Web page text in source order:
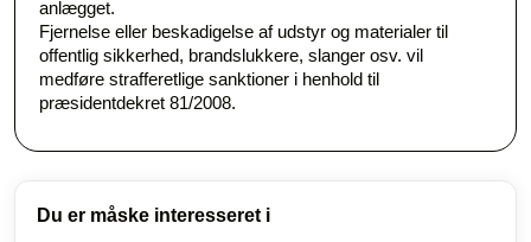
anlægget.
Fjernelse eller beskadigelse af udstyr og materialer til
offentlig sikkerhed, brandslukkere, slanger osv. vil
medføre strafferetlige sanktioner i henhold til
præsidentdekret 81/2008.
Du er måske interesseret i